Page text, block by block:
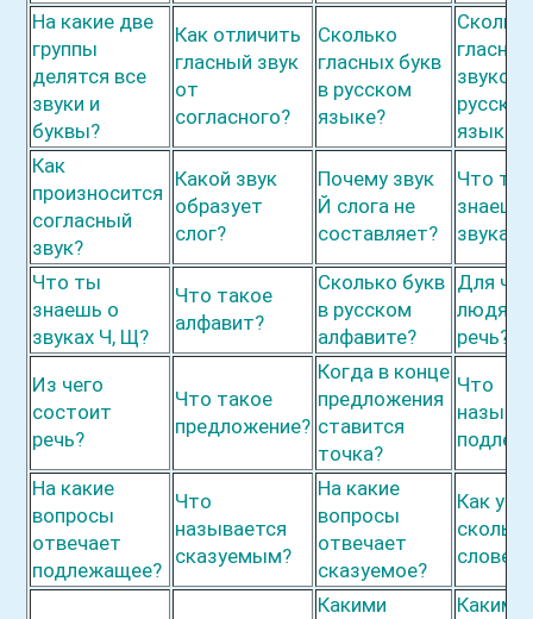
На какие две
группы
делятся все
звуки и
буквы?
Как отличить
гласный звук
от
согласного?
Сколько
гласных букв
в русском
языке?
гласных
звуков
языке?
Как
произносится
согласный
звук?
Какой звук
образует
слог?
Почему звук
Й слога не
составляет?
Что ты
знаешь
звуках
Что ты
знаешь о
звуках Ч, Щ?
Что такое
алфавит?
Сколько букв
в русском
алфавите?
Для
людям
речь?
Из чего
состоит
речь?
Что такое
предложение?
Когда в конце
предложения
ставится
точка?
Что
На какие
вопросы
отвечает
подлежащее?
Что
называется
сказуемым?
На какие
вопросы
отвечает
сказуемое?
Как
слове
Какими
Какими